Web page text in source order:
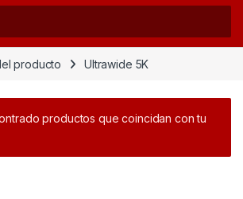
producto Ultrawide 5K
productos que coincidan con tu